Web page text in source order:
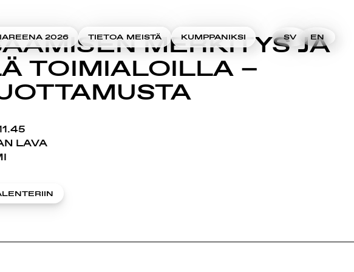
2026 TIETOA MEISTÄ KUMPPANIKSI SV EN
MERKITYS JA
TOIMIALOILLA –
LAVA